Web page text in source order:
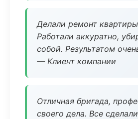
Делали ремонт
Работали аккуратно,
собой. Результатом
— Клиент компании
Отличная бригада,
своего дела. Все сделали